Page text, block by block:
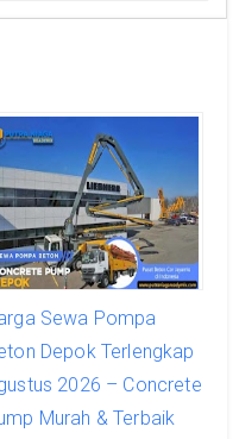
Sewa Pompa
Depok Terlengkap
2026 – Concrete
Murah & Terbaik